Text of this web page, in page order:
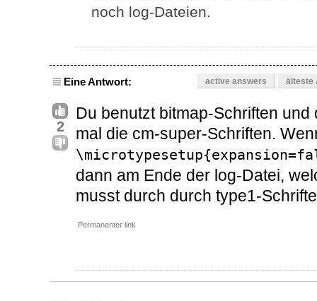
noch log-Dateien.
Eine Antwort: active answers älteste
2
Du benutzt bitmap-Schriften
mal die cm-super-Schriften.
dann am Ende der log-Datei,
musst durch durch type1-
Permanenter link